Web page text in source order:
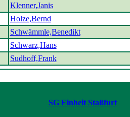
Klenner,Janis
Holze,Bernd
Schwämmle,Benedikt
Schwarz,Hans
Sudhoff,Frank
SG Einheit Staßfurt